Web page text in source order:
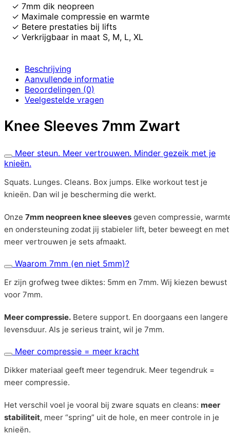
✓ 7mm dik neopreen
✓ Maximale compressie en warmte
✓ Betere prestaties bij lifts
✓ Verkrijgbaar in maat S, M, L, XL
Beschrijving
Aanvullende informatie
Beoordelingen (0)
Veelgestelde vragen
Knee Sleeves 7mm Zwart
Meer steun. Meer vertrouwen. Minder gezeik met je
knieën.
Squats. Lunges. Cleans. Box jumps. Elke workout test je
knieën. Dan wil je bescherming die werkt.
Onze 7mm neopreen knee sleeves geven compressie,
en ondersteuning zodat jij stabieler lift, beter beweegt en met
meer vertrouwen je sets afmaakt.
Waarom 7mm (en niet 5mm)?
Er zijn grofweg twee diktes: 5mm en 7mm. Wij kiezen bewust
voor 7mm.
Meer compressie. Betere support. En doorgaans een langere
levensduur. Als je serieus traint, wil je 7mm.
Meer compressie = meer kracht
Dikker materiaal geeft meer tegendruk. Meer tegendruk =
meer compressie.
Het verschil voel je vooral bij zware squats en cleans: meer
stabiliteit, meer “spring” uit de hole, en meer controle in je
knieën.